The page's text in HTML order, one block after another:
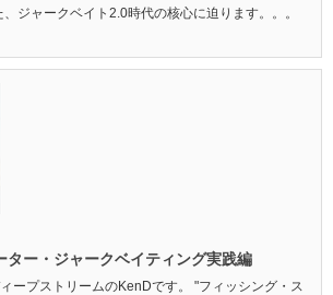
ジャークベイト2.0時代の核心に迫ります。。。
ター・ジャークベイティング実践編
ープストリームのKenDです。 "フィッシング・ス